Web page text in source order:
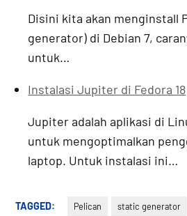
Disini kita akan menginstall
generator) di Debian 7,
untuk…
Instalasi Jupiter di Fedora 18
Jupiter adalah aplikasi di
untuk mengoptimalkan
laptop. Untuk instalasi ini…
TAGGED: Pelican static generator